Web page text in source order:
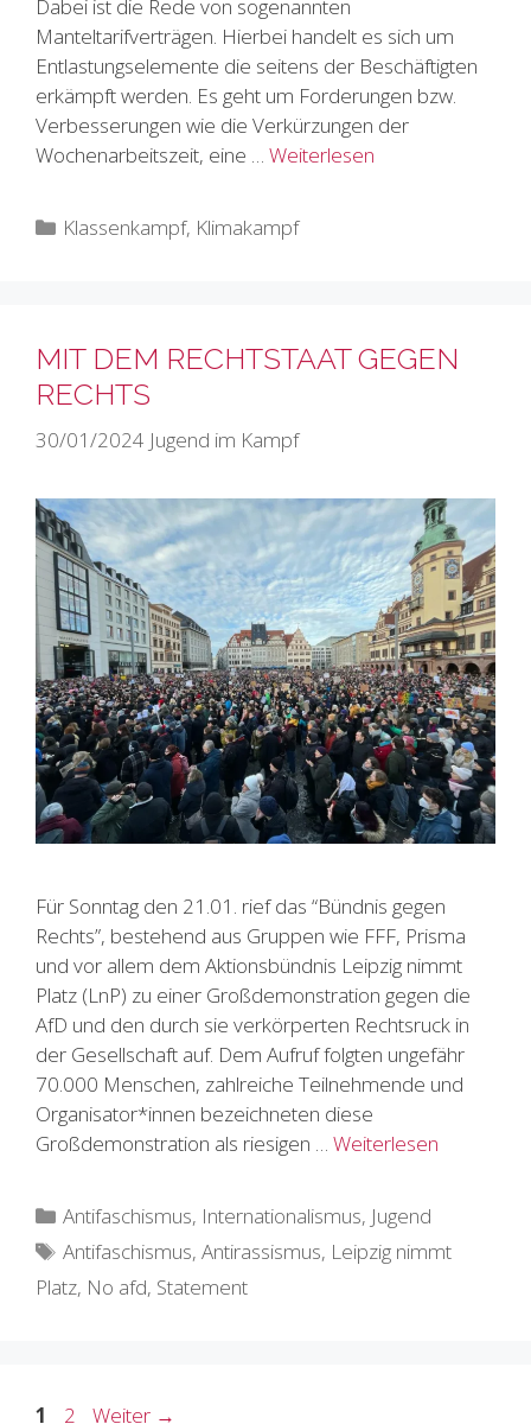
Dabei ist die Rede von sogenannten
Manteltarifverträgen. Hierbei handelt es sich um
Entlastungselemente die seitens der Beschäftigten
erkämpft werden. Es geht um Forderungen bzw.
Verbesserungen wie die Verkürzungen der
Wochenarbeitszeit, eine … Weiterlesen
Kategorien
Klassenkampf, Klimakampf
MIT DEM RECHTSTAAT GEGEN
RECHTS
30/01/2024 Jugend im Kampf
Für Sonntag den 21.01. rief das “Bündnis gegen
Rechts”, bestehend aus Gruppen wie FFF, Prisma
und vor allem dem Aktionsbündnis Leipzig nimmt
Platz (LnP) zu einer Großdemonstration gegen die
AfD und den durch sie verkörperten Rechtsruck in
der Gesellschaft auf. Dem Aufruf folgten ungefähr
70.000 Menschen, zahlreiche Teilnehmende und
Organisator*innen bezeichneten diese
Großdemonstration als riesigen … Weiterlesen
Kategorien
Antifaschismus, Internationalismus, Jugend
Schlagwörter
Antifaschismus,Antirassismus, Leipzig nimmt
Platz, No afd, Statement
Seite
1 Seite
2 Weiter →